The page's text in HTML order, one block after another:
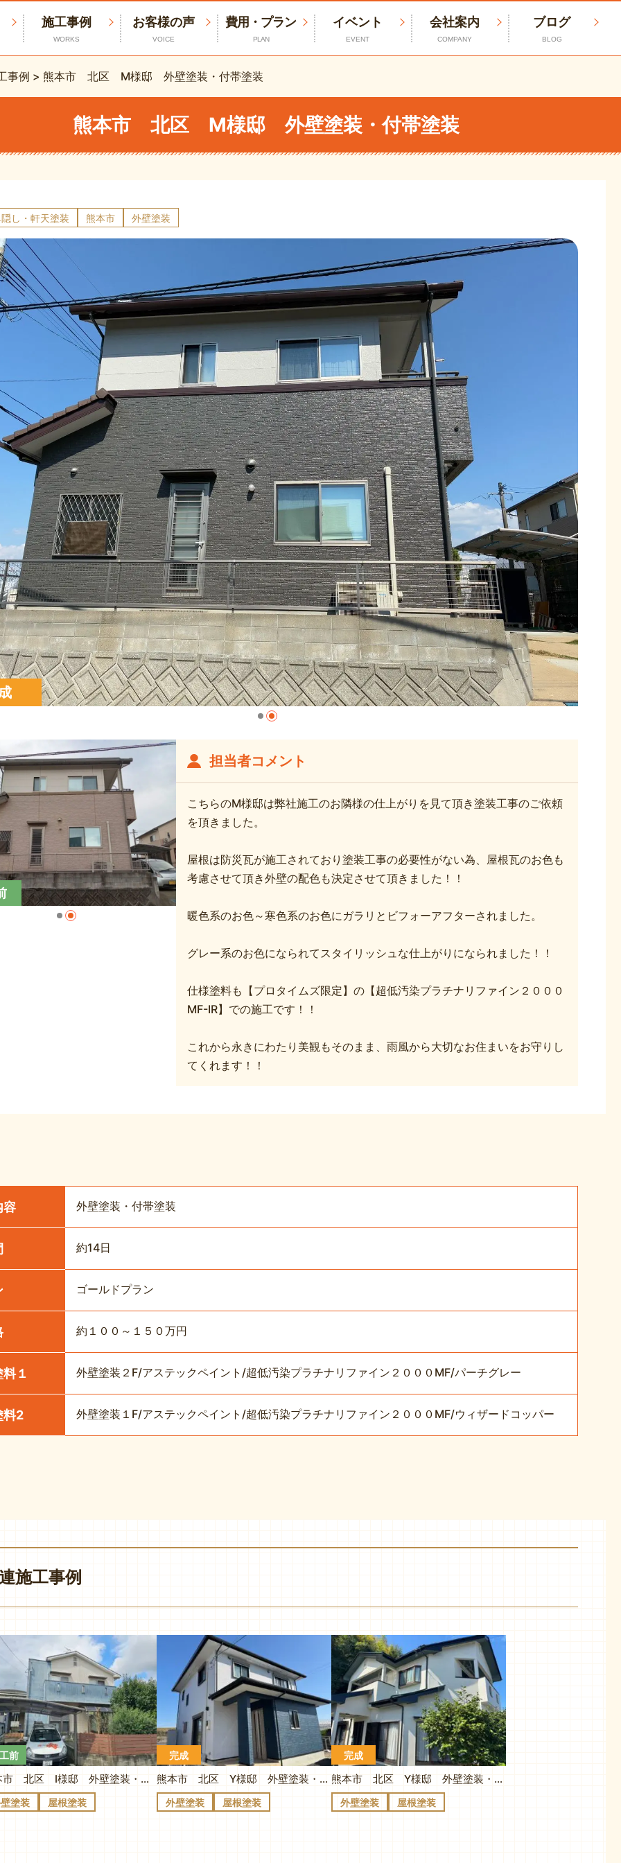
施工事例
WORKS
お客様の声
VOICE
費用・プラン
PLAN
イベント
EVENT
会社案内
COMPANY
ブログ
BLOG
事例 > 熊本市 北区 M様邸 外壁塗装・付帯塗装
熊本市 北区 M様邸 外壁塗装・付帯塗装
し・軒天塗装 熊本市 外壁塗装
担当者コメント
こちらのM様邸は弊社施工のお隣様の仕上がりを見て頂き塗装工事のご依頼
を頂きました。
屋根は防災瓦が施工されており塗装工事の必要性がない為、屋根瓦のお色も
考慮させて頂き外壁の配色も決定させて頂きました！！
暖色系のお色～寒色系のお色にガラリとビフォーアフターされました。
グレー系のお色になられてスタイリッシュな仕上がりになられました！！
仕様塗料も【プロタイムズ限定】の【超低汚染プラチナリファイン２０００
MF-IR】での施工です！！
これから永きにわたり美観もそのまま、雨風から大切なお住まいをお守りし
てくれます！！
容 外壁塗装・付帯塗装
約14日
ゴールドプラン
約１００～１５０万円
１ 外壁塗装２F/アステックペイント/超低汚染プラチナリファイン２０００MF/パーチグレー
料2 外壁塗装１F/アステックペイント/超低汚染プラチナリファイン２０００MF/ウィザードコッパー
施工事例
前
熊本市 北区 I様邸 外壁塗装・屋根塗装・付帯塗装工事
塗装 屋根塗装
完成
熊本市 北区 Y様邸 外壁塗装・屋根塗装・付帯塗装・外壁補修
外壁塗装 屋根塗装
完成
熊本市 北区 Y様邸 外壁塗装・屋根塗装・付帯塗装
外壁塗装 屋根塗装